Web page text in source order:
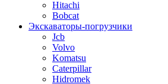
Hitachi
Bobcat
Экскаваторы-погрузчики
Jcb
Volvo
Komatsu
Caterpillar
Hidromek